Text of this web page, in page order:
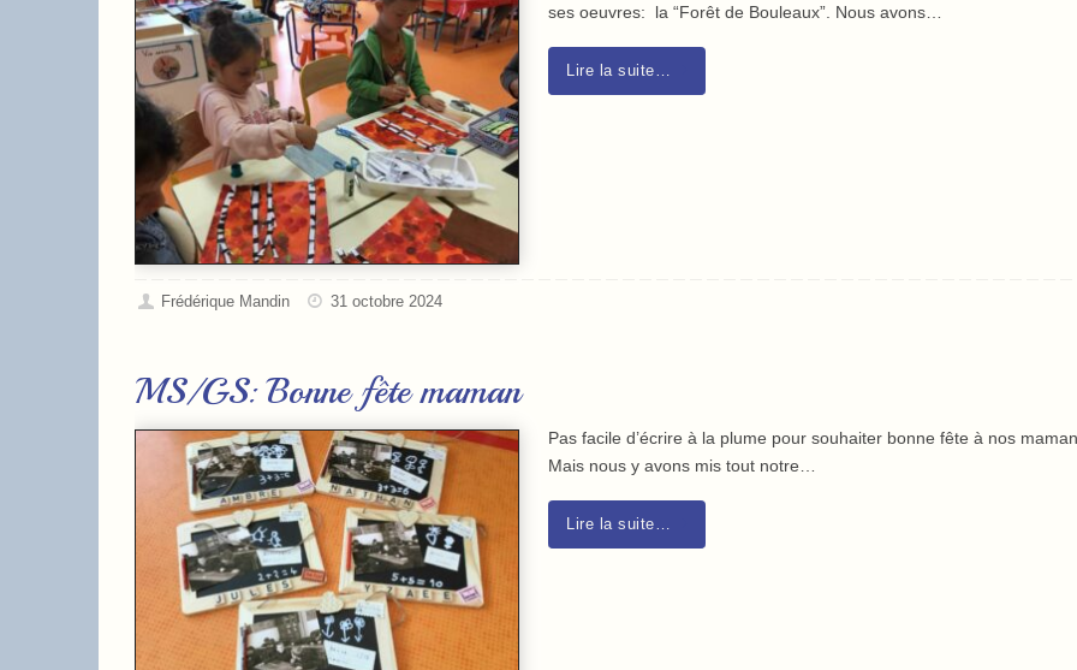
ses oeuvres: la “Forêt de Bouleaux”. Nous avons…
Lire la suite…
Frédérique Mandin 31 octobre 2024
MS/GS: Bonne fête maman
Pas facile d’écrire à la plume pour souhaiter bonne fête à nos
Mais nous y avons mis tout notre…
Lire la suite…